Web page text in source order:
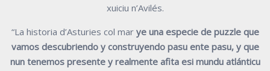
xuiciu n’Avilés.
“La historia d’Asturies col mar ye una especie de puzzle que
vamos descubriendo y construyendo pasu ente pasu, y que
nun tenemos presente y realmente afita esi mundu atlánticu